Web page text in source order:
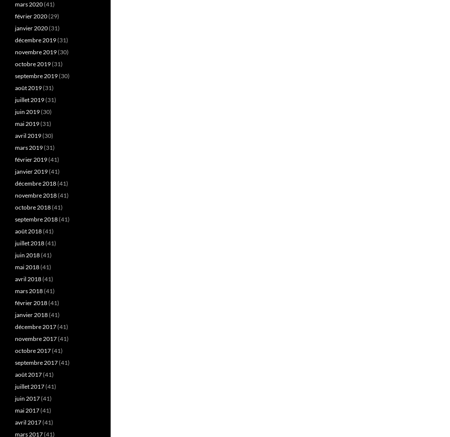
mars 2020(41)
février 2020(29)
janvier 2020(31)
décembre 2019(31)
novembre 2019(30)
octobre 2019(31)
septembre 2019(30)
août 2019(31)
juillet 2019(31)
juin 2019(30)
mai 2019(31)
avril 2019(30)
mars 2019(31)
février 2019(41)
janvier 2019(41)
décembre 2018(41)
novembre 2018(41)
octobre 2018(41)
septembre 2018(41)
août 2018(41)
juillet 2018(41)
juin 2018(41)
mai 2018(41)
avril 2018(41)
mars 2018(41)
février 2018(41)
janvier 2018(41)
décembre 2017(41)
novembre 2017(41)
octobre 2017(41)
septembre 2017(41)
août 2017(41)
juillet 2017(41)
juin 2017(41)
mai 2017(41)
avril 2017(41)
mars 2017(41)